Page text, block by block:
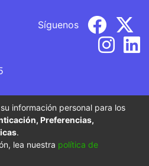
Síguenos
Institución de Educación
sujeta a inspección y vigilancia
de Educación Nacional.
información personal para los
Preferencias,
.
lea nuestra política de